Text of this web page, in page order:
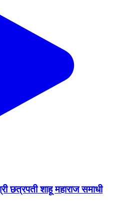
छत्रपती शाहू महाराज समाधी